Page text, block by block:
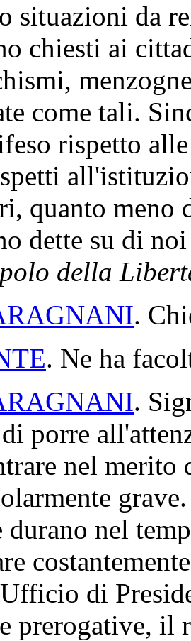
situazioni da
chiesti ai
come tali.
rispetto
quanto
dette su di
della
.
. Ne ha
.
porre
nel merito
durano nel
di
prerogative,